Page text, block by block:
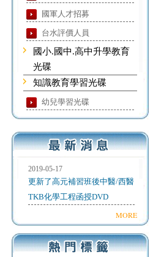
國軍人才招募
台水評價人員
國小.國中.高中升學教育
光碟
知識教育學習光碟
幼兒學習光碟
2019-05-17
更新了高元補習班後中醫/西醫
TKB化學工程函授DVD
MORE